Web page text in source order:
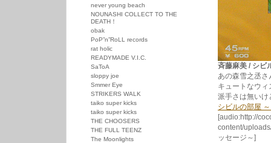
斉藤麻美 / シビ
あの森雪之丞さ
キュートなウ
派手さは無いけ
シビルの部屋
[audio:http://
content/
ッセージ～]
never young beach
NOUNASHI COLLECT TO THE
DEATH！
obak
PoP”n”RoLL records
rat holic
READYMADE V.I.C.
SaToA
sloppy joe
Smmer Eye
STRIKERS WALK
taiko super kicks
taiko super kicks
THE CHOOSERS
THE FULL TEENZ
The Moonlights